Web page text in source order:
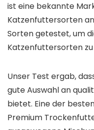
ist eine bekannte
Katzenfuttersorten
Sorten getestet, um
Katzenfuttersorten
Unser Test ergab,
gute Auswahl an
bietet. Eine der
Premium